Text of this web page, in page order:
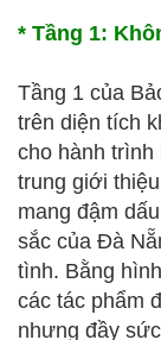
* Tầng 1:
Tầng 1 của
trên diện tích
cho hành trình
trung giới
mang đậm
sắc của Đà
tình. Bằng
các tác phẩm
nhưng đầy